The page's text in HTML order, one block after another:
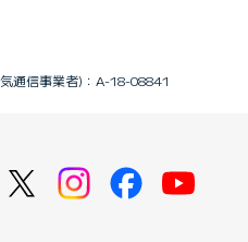
通信事業者)：A-18-08841